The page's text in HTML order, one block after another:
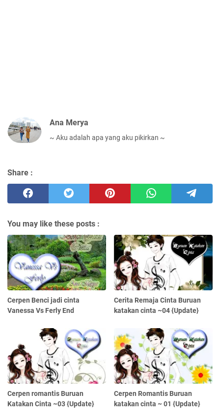
Ana Merya
~ Aku adalah apa yang aku pikirkan ~
Share :
You may like these posts :
Cerpen Benci jadi cinta
Vanessa Vs Ferly End
Cerita Remaja Cinta Buruan
katakan cinta ~04 {Update}
Cerpen romantis Buruan
Katakan Cinta ~03 {Update}
Cerpen Romantis Buruan
katakan cinta ~ 01 {Update}